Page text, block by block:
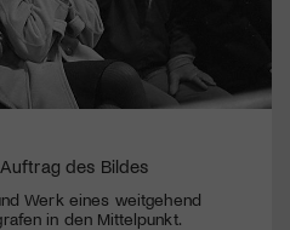
des Bildes
Werk eines weitgehend
in den Mittelpunkt.